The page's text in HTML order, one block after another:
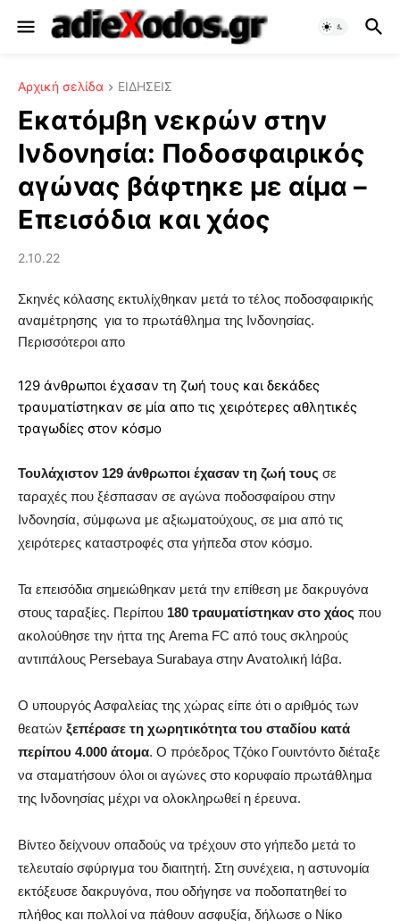
Αρχική σελίδα ΕΙΔΗΣΕΙΣ
Εκατόμβη νεκρών στην
Ινδονησία: Ποδοσφαιρικός
αγώνας βάφτηκε με αίμα –
Επεισόδια και χάος
2.10.22
Σκηνές κόλασης εκτυλίχθηκαν μετά το τέλος ποδοσφαιρικής
αναμέτρησης για το πρωτάθλημα της Ινδονησίας.
Περισσότεροι απο
129 άνθρωποι έχασαν τη ζωή τους και δεκάδες
τραυματίστηκαν σε μία απο τις χειρότερες αθλητικές
τραγωδίες στον κόσμο
Τουλάχιστον 129 άνθρωποι έχασαν τη ζωή τους σε
ταραχές που ξέσπασαν σε αγώνα ποδοσφαίρου στην
Ινδονησία, σύμφωνα με αξιωματούχους, σε μια από τις
χειρότερες καταστροφές στα γήπεδα στον κόσμο.
Τα επεισόδια σημειώθηκαν μετά την επίθεση με δακρυγόνα
στους ταραξίες. Περίπου 180 τραυματίστηκαν στο χάος που
ακολούθησε την ήττα της Arema FC από τους σκληρούς
αντιπάλους Persebaya Surabaya στην Ανατολική Ιάβα.
Ο υπουργός Ασφαλείας της χώρας είπε ότι ο αριθμός των
θεατών ξεπέρασε τη χωρητικότητα του σταδίου κατά
περίπου 4.000 άτομα. Ο πρόεδρος Τζόκο Γουιντόντο διέταξε
να σταματήσουν όλοι οι αγώνες στο κορυφαίο πρωτάθλημα
της Ινδονησίας μέχρι να ολοκληρωθεί η έρευνα.
Βίντεο δείχνουν οπαδούς να τρέχουν στο γήπεδο μετά το
τελευταίο σφύριγμα του διαιτητή. Στη συνέχεια, η αστυνομία
εκτόξευσε δακρυγόνα, που οδήγησε να ποδοπατηθεί το
πλήθος και πολλοί να πάθουν ασφυξία, δήλωσε ο Νίκο